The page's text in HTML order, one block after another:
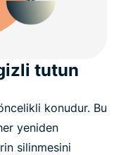
tutun
konudur. Bu
yeniden
silinmesini